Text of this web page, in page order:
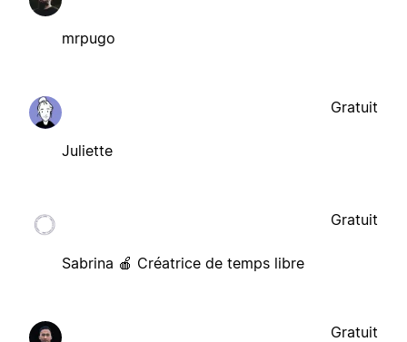
mrpugo
Juliette
Gratuit
Sabrina 🍎 Créatrice de temps libre
Gratuit
Gratuit